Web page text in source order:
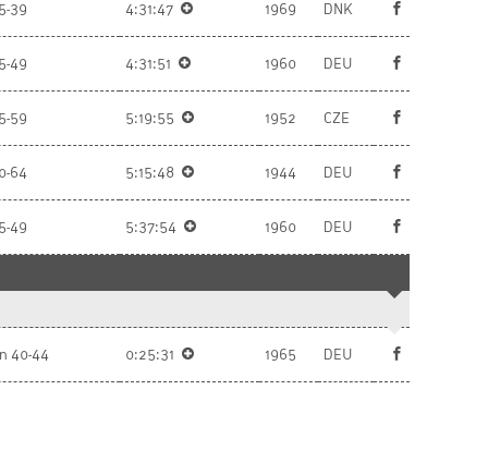
39 4:31:47 1969 DNK
49 4:31:51 1960 DEU
59 5:19:55 1952 CZE
64 5:15:48 1944 DEU
49 5:37:54 1960 DEU
40-44 0:25:31 1965 DEU